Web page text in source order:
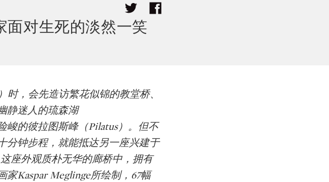
面对生死的淡然一笑
，会先造访繁花似锦的教堂桥、
静迷人的琉森湖
峻的彼拉图斯峰（Pilatus）。但不
分钟步程，就能抵达另一座兴建于
座外观质朴无华的廊桥中，拥有
Kaspar Meglinge所绘制，67幅